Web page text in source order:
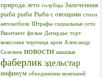
природа лето голубцы Запеченная
рыба рыба Рыба с овощами стихи
автомобили Штрафы социальные сети
Вконтакте фильм Депардье торт
кокосовая черепица крем Александр
Селезнев новости шашлык
фаберлик эдельстар
инфинум объединение компаний